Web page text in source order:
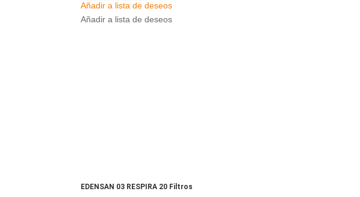
Añadir a lista de deseos
Añadir a lista de deseos
EDENSAN 03 RESPIRA 20 Filtros